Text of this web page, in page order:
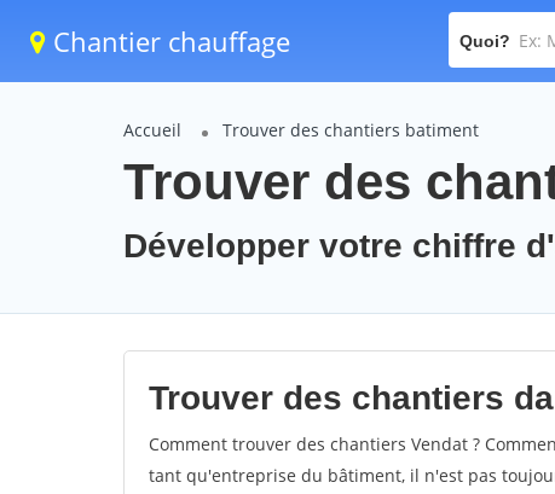
Chantier chauffage Quoi?
Accueil Trouver des chantiers batiment
Trouver des
Développer votre chiffre
Trouver des chantiers
Comment trouver des chantiers Vendat ?
tant qu'entreprise du bâtiment, il n'est pas